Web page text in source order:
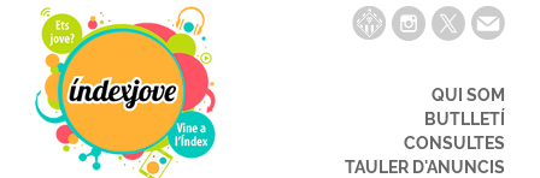
QUI SOM
BUTLLETÍ
CONSULTES
TAULER D'ANUNCIS